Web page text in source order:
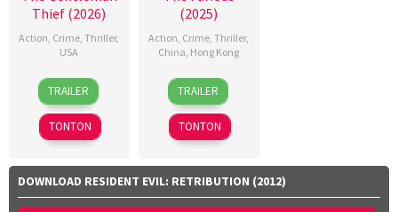
Thief (2026)
Action, Crime,Thriller,
USA
31
Jul
2026
Randall
Emmett
TRAILER
TONTON
(2025)
Action, Crime,Thriller,
China, Hong Kong
10
Jun
2026
Kenji
Tanigaki
Kensuke
Sonomura
TRAILER
TONTON
DOWNLOAD RESIDENT EVIL: RETRIBUTION (2012)